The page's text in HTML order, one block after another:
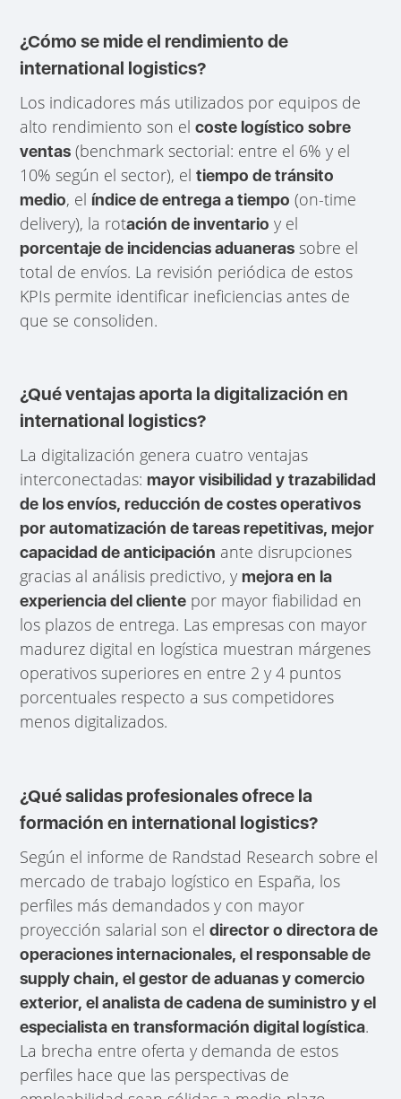
¿Cómo se mide el rendimiento de
international logistics?
Los indicadores más utilizados por equipos de
alto rendimiento son elcoste logístico sobre
ventas (benchmark sectorial: entre el 6% y el
10% según el sector), eltiempo de tránsito
medio, el índice de entrega a tiempo (on-time
delivery), la rotación de inventario y el
porcentaje de incidencias aduaneras sobre el
total de envíos. La revisión periódica de estos
KPIs permite identificar ineficiencias antes de
que se consoliden.
¿Qué ventajas aporta la digitalización en
international logistics?
La digitalización genera cuatro ventajas
interconectadas:mayor visibilidad y trazabilidad
de los envíos, reducción de costes operativos
por automatización de tareas repetitivas, mejor
capacidad de anticipación ante disrupciones
gracias al análisis predictivo, ymejora en la
experiencia del cliente por mayor fiabilidad en
los plazos de entrega. Las empresas con mayor
madurez digital en logística muestran márgenes
operativos superiores en entre 2 y 4 puntos
porcentuales respecto a sus competidores
menos digitalizados.
¿Qué salidas profesionales ofrece la
formación en international logistics?
Según el informe de Randstad Research sobre el
mercado de trabajo logístico en España, los
perfiles más demandados y con mayor
proyección salarial son eldirector o directora de
operaciones internacionales, el responsable de
supply chain, el gestor de aduanas y comercio
exterior, el analista de cadena de suministro y el
especialista en transformación digital logística.
La brecha entre oferta y demanda de estos
perfiles hace que las perspectivas de